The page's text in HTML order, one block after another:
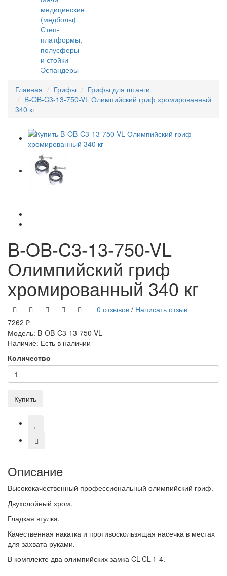
медицинские
(медболы)
Степ-
платформы,
полусферы
и стойки
Эспандеры
Главная
Грифы
Грифы для штанги
B-OB-C3-13-750-VL Олимпийский гриф хромированный
340 кг
B-OB-C3-13-750-VL
Олимпийский гриф
хромированный 340 кг
0 отзывов / Написать отзыв
7262 ₽
Модель: B-OB-C3-13-750-VL
Наличие: Есть в наличии
Количество
Купить
Описание
Высококачественный профессиональный олимпийский гриф.
Двухслойный хром.
Гладкая втулка.
Качественная накатка и противоскользящая насечка в местах
для захвата руками.
В комплекте два олимпийских замка CL-CL-1-4.